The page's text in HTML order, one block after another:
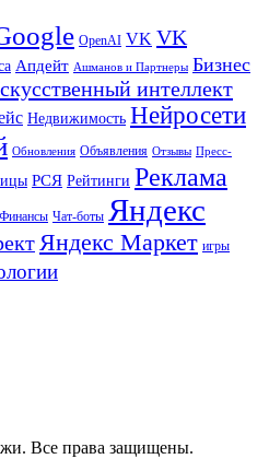
OpenAI VK VK
Апдейт Ашманов и Партнеры Бизнес
интеллект
Недвижимость Нейросети
Обновления Объявления Отзывы Пресс-
РСЯ Рейтинги Реклама
Финансы Чат-боты Яндекс
Яндекс Маркет игры
Все права защищены.